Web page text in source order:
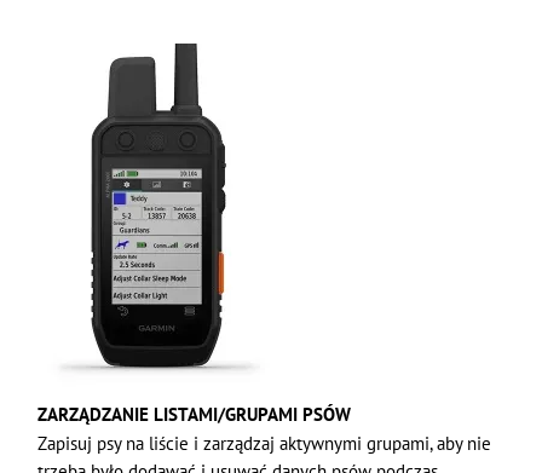
ZARZĄDZANIE LISTAMI/GRUPAMI PSÓW
Zapisuj psy na liście i zarządzaj aktywnymi grupami, aby nie